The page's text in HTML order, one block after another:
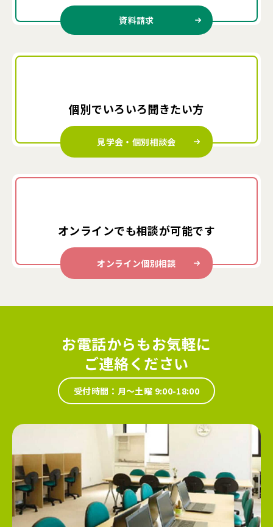
資料請求
個別でいろいろ聞きたい方
見学会・個別相談会
オンラインでも相談が可能です
オンライン個別相談
お電話からもお気軽に
ご連絡ください
受付時間：月～土曜 9:00-18:00